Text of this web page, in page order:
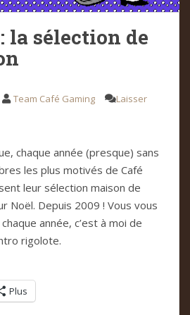
la sélection de
Team Café Gaming
Laisser
chaque année (presque) sans
les plus motivés de Café
leur sélection maison de
Noël. Depuis 2009 ! Vous vous
année, c’est à moi de
rigolote.
Plus